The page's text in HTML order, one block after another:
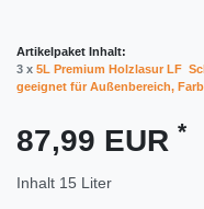
Artikelpaket Inhalt:
3 x 5L Premium Holzlasur LF 
geeignet für Außenbereich,
87,99 EUR *
Inhalt 15 Liter